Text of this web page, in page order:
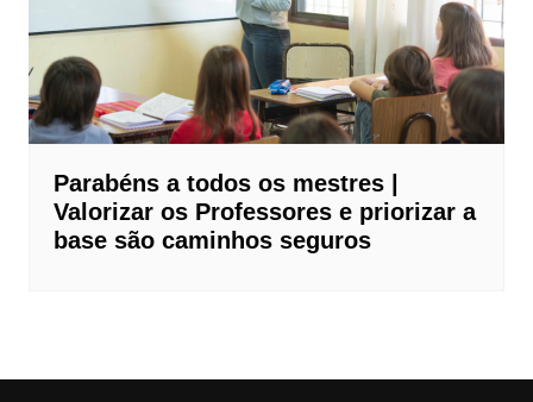
Parabéns a todos os mestres |
Valorizar os Professores e priorizar a
base são caminhos seguros